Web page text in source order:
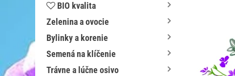
BIO kvalita
Zelenina a ovocie
Bylinky a korenie
Semená na klíčenie
Trávne a lúčne osivo